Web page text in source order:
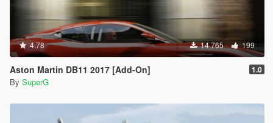
4.78 14 765 199
Aston Martin DB11 2017 [Add-On] 1.0
By SuperG